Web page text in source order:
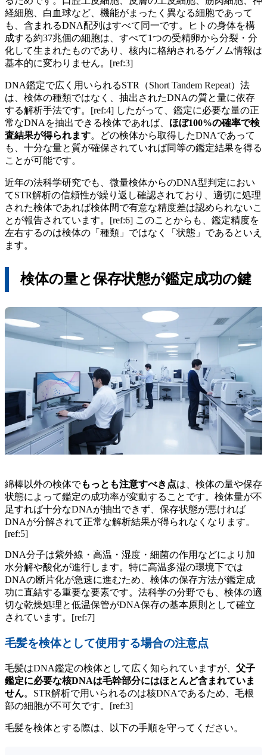
経細胞、白血球など、機能がまったく異なる細胞であって
も、含まれるDNA配列はすべて同一です。ヒトの身体を構
成する約37兆個の細胞は、すべて1つの受精卵から分裂・分
化して生まれたものであり、核内に格納されるゲノム情報は
基本的に変わりません。[ref:3]
DNA鑑定で広く用いられるSTR（Short Tandem Repeat）法
は、検体の種類ではなく、抽出されたDNAの質と量に依存
する解析手法です。[ref:4] したがって、鑑定に必要な量の正
常なDNAを抽出できる検体であれば、 ほぼ100%の確率で検
査結果が得られます。どの検体から取得したDNAであって
も、十分な量と質が確保されていれば同等の鑑定結果を得る
ことが可能です。
近年の法科学研究でも、微量検体からのDNA型判定におい
てSTR解析の信頼性が繰り返し確認されており、適切に処理
された検体であれば検体間で有意な精度差は認められないこ
とが報告されています。[ref:6] このことからも、鑑定精度を
左右するのは検体の「種類」ではなく「状態」であるといえ
ます。
検体の量と保存状態が鑑定成功の鍵
綿棒以外の検体でもっとも注意すべき点は、検体の量や保存
状態によって鑑定の成功率が変動することです。検体量が不
足すれば十分なDNAが抽出できず、保存状態が悪ければ
DNAが分解されて正常な解析結果が得られなくなります。
[ref:5]
DNA分子は紫外線・高温・湿度・細菌の作用などにより加
水分解や酸化が進行します。特に高温多湿の環境下では
DNAの断片化が急速に進むため、検体の保存方法が鑑定成
功に直結する重要な要素です。法科学の分野でも、検体の適
切な乾燥処理と低温保管がDNA保存の基本原則として確立
されています。[ref:7]
毛髪を検体として使用する場合の注意点
毛髪はDNA鑑定の検体として広く知られていますが、 父子
鑑定に必要な核DNAは毛幹部分にはほとんど含まれていま
せん。STR解析で用いられるのは核DNAであるため、毛根
部の細胞が不可欠です。[ref:3]
毛髪を検体とする際は、以下の手順を守ってください。